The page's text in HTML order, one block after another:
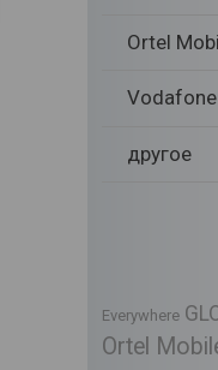
Ortel
Vodafone
другое
Everywhere
Ortel